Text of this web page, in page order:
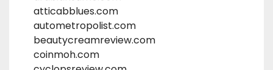
atticabblues.com
autometropolist.com
beautycreamreview.com
coinmoh.com